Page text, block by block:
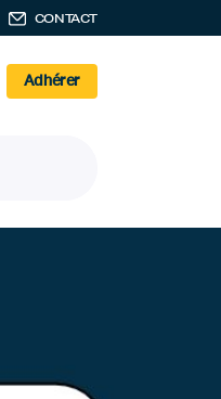
CONTACT
Adhérer